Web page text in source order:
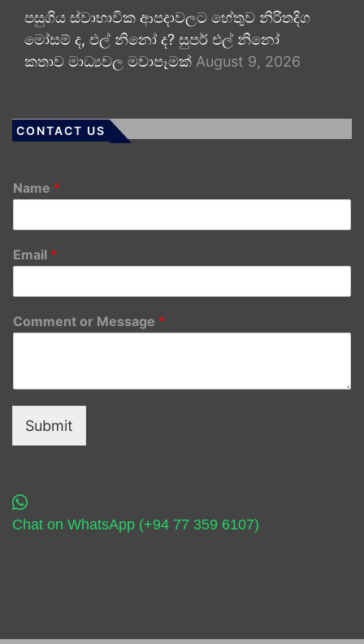
පසුගිය ස්වාභාවික ආපදාවලට හේතුව නිරිතදිග
මෝසම් ද, එල් නිනෝ ද? සුපර් එල් නිනෝ
කතාව මාධ්‍යවල මවාපෑමක් August 9, 2026
CONTACT US
Name *
Email *
Comment or Message *
Submit
Chat on WhatsApp (+94 77 359 6107)